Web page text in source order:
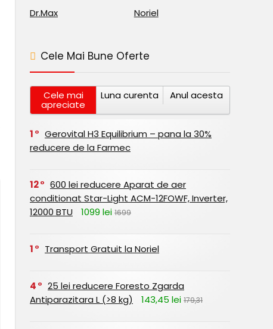
Dr.Max
Noriel
Cele Mai Bune Oferte
Cele mai
apreciate
Luna curenta Anul acesta
1
Gerovital H3 Equilibrium – pana la 30%
reducere de la Farmec
12
600 lei reducere Aparat de aer
conditionat Star-Light ACM-12FOWF, Inverter,
12000 BTU
1099 lei 1699
1 Transport Gratuit la Noriel
4
25 lei reducere Foresto Zgarda
Antiparazitara L (>8 kg)
143,45 lei 179,31